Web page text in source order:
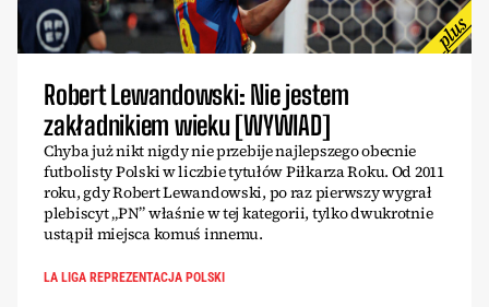
Robert Lewandowski: Nie jestem
zakładnikiem wieku [WYWIAD]
Chyba już nikt nigdy nie przebije najlepszego obecnie
futbolisty Polski w liczbie tytułów Piłkarza Roku. Od 2011
roku, gdy Robert Lewandowski, po raz pierwszy wygrał
plebiscyt „PN” właśnie w tej kategorii, tylko dwukrotnie
ustąpił miejsca komuś innemu.
LA LIGA REPREZENTACJA POLSKI